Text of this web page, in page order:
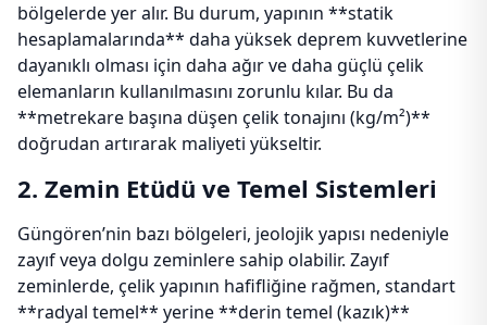
bölgelerde yer alır. Bu durum, yapının **statik
hesaplamalarında** daha yüksek deprem kuvvetlerine
dayanıklı olması için daha ağır ve daha güçlü çelik
elemanların kullanılmasını zorunlu kılar. Bu da
**metrekare başına düşen çelik tonajını (kg/m²)**
doğrudan artırarak maliyeti yükseltir.
2. Zemin Etüdü ve Temel Sistemleri
Güngören’nin bazı bölgeleri, jeolojik yapısı nedeniyle
zayıf veya dolgu zeminlere sahip olabilir. Zayıf
zeminlerde, çelik yapının hafifliğine rağmen, standart
**radyal temel** yerine **derin temel (kazık)**